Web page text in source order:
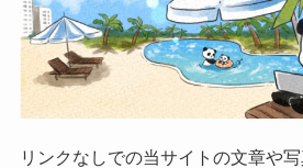
リンクなしでの当サイトの文章や